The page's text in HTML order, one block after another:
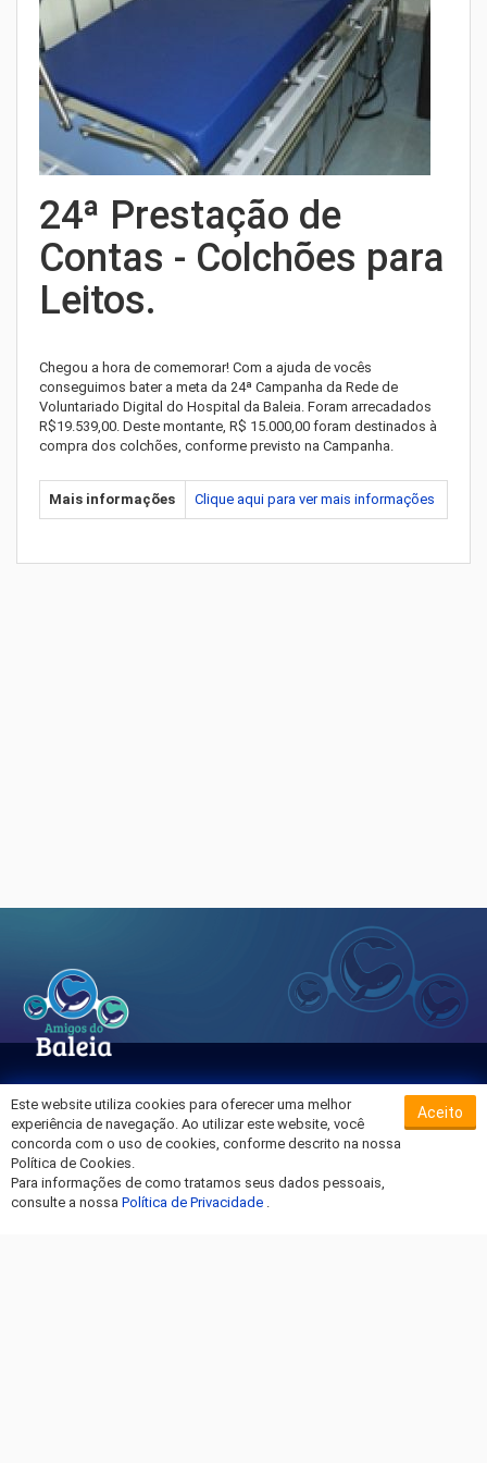
24ª Prestação de
Contas - Colchões para
Leitos.
Chegou a hora de comemorar! Com a ajuda de vocês
conseguimos bater a meta da 24ª Campanha da Rede de
Voluntariado Digital do Hospital da Baleia. Foram arrecadados
R$19.539,00. Deste montante, R$ 15.000,00 foram destinados à
compra dos colchões, conforme previsto na Campanha.
Mais informações Clique aqui para ver mais informações
Sobre o Hospital da Baleia
Termos de Uso
Política de Privacidade
Entre em Contato
Este website utiliza cookies para oferecer uma melhor
experiência de navegação. Ao utilizar este website, você
concorda com o uso de cookies, conforme descrito na nossa
Política de Cookies.
Para informações de como tratamos seus dados pessoais,
consulte a nossa Política de Privacidade .
Aceito